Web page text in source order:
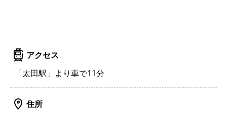
アクセス
「太田駅」より車で11分
住所